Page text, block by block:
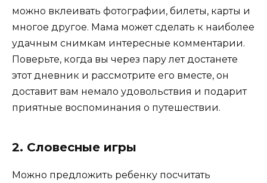
можно вклеивать фотографии, билеты, карты и
многое другое. Мама может сделать к наиболее
удачным снимкам интересные комментарии.
Поверьте, когда вы через пару лет достанете
этот дневник и рассмотрите его вместе, он
доставит вам немало удовольствия и подарит
приятные воспоминания о путешествии.
2. Словесные игры
Можно предложить ребенку посчитать